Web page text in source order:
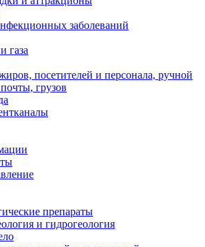
заболеваний
газа
посетителей и персонала, ручной
грузов
препараты
и гидрогеология